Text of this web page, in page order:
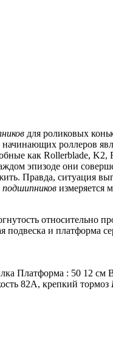
для роликовых
роллеров
как Rollerblade, K2,
эпизоде они
Правда, ситуация
подшипников измеряется
Платформа : 50 12
82А, крепкий тормоз